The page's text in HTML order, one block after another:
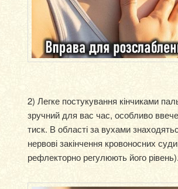
2) Легке постукування кінчиками
зручний для вас час, особливо
тиск. В області за вухами
нервові закінчення кровоносних
рефлекторно регулюють його рівень).